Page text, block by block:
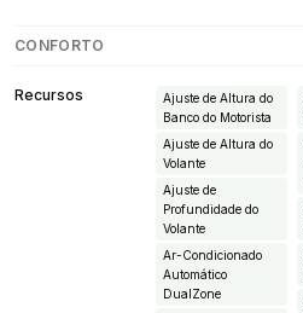
CONFORTO
Recursos
Ajuste de Altura do
Banco do Motorista
Ajuste de Altura do
Volante
Ajuste de
Profundidade do
Volante
Ar-Condicionado
Automático
DualZone